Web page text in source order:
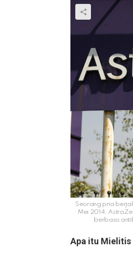
Seorang pria
Mei 2014.
berbasis
Apa itu Mielitis